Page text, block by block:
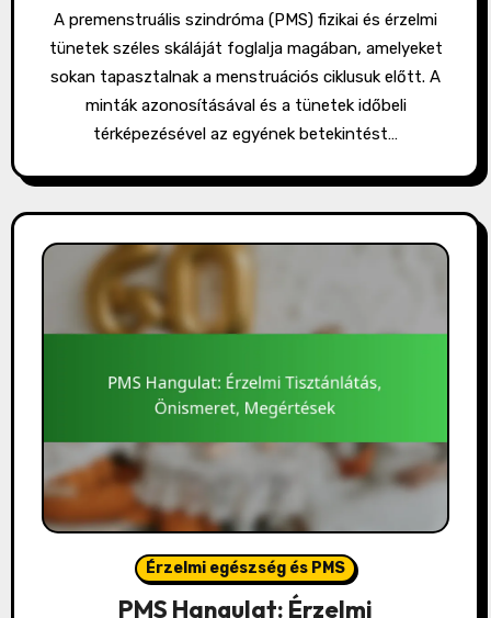
A premenstruális szindróma (PMS) fizikai és érzelmi
tünetek széles skáláját foglalja magában, amelyeket
sokan tapasztalnak a menstruációs ciklusuk előtt. A
minták azonosításával és a tünetek időbeli
térképezésével az egyének betekintést…
Érzelmi egészség és PMS
PMS Hangulat: Érzelmi